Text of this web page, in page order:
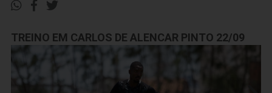
TREINO EM CARLOS DE ALENCAR PINTO 22/09